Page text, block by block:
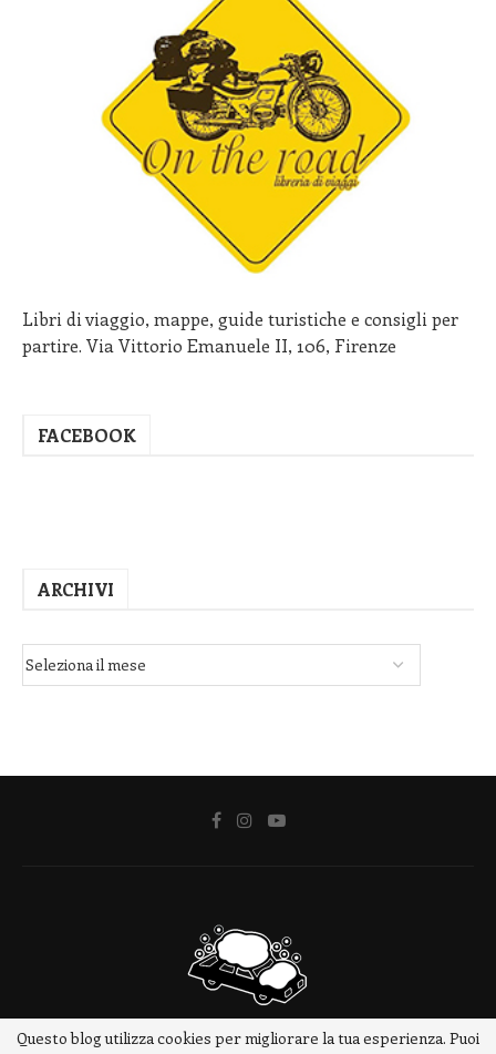
Libri di viaggio, mappe, guide turistiche e consigli per
partire. Via Vittorio Emanuele II, 106, Firenze
FACEBOOK
ARCHIVI
Questo blog utilizza cookies per migliorare la tua esperienza. Puoi